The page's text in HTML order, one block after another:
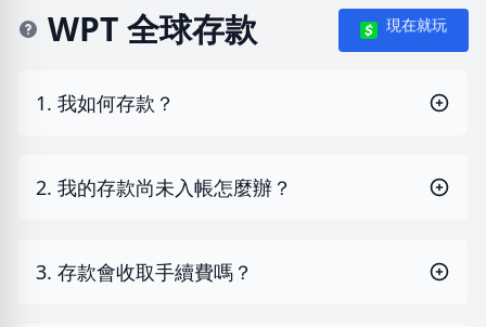
WPT 全球存款 現在就玩
1. 我如何存款？
2. 我的存款尚未入帳怎麼辦？
3. 存款會收取手續費嗎？